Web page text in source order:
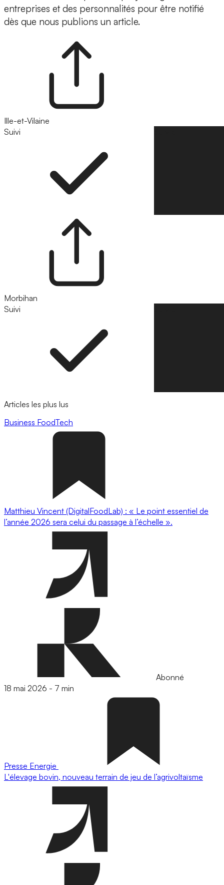
entreprises et des personnalités pour être notifié
dès que nous publions un article.
Ille-et-Vilaine
Suivi
Morbihan
Suivi
Articles les plus lus
Business FoodTech
Matthieu Vincent (DigitalFoodLab) : « Le point essentiel de
l’année 2026 sera celui du passage à l’échelle ».
Abonné
18 mai 2026 - 7 min
Presse Energie
L'élevage bovin, nouveau terrain de jeu de l’agrivoltaïsme